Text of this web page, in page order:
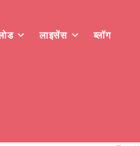
लाइसेंस ब्लॉग